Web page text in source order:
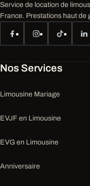
Service de location de
France. Prestations haut de
Nos Services
Limousine Mariage
EVJF en Limousine
EVG en Limousine
Anniversaire